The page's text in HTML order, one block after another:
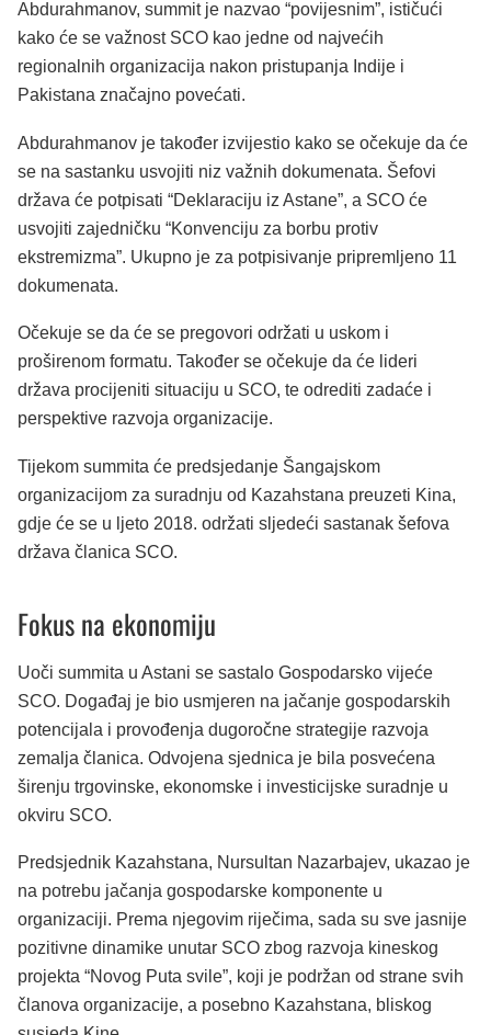
Abdurahmanov, summit je nazvao “povijesnim”, ističući
kako će se važnost SCO kao jedne od najvećih
regionalnih organizacija nakon pristupanja Indije i
Pakistana značajno povećati.
Abdurahmanov je također izvijestio kako se očekuje da će
se na sastanku usvojiti niz važnih dokumenata. Šefovi
država će potpisati “Deklaraciju iz Astane”, a SCO će
usvojiti zajedničku “Konvenciju za borbu protiv
ekstremizma”. Ukupno je za potpisivanje pripremljeno 11
dokumenata.
Očekuje se da će se pregovori održati u uskom i
proširenom formatu. Također se očekuje da će lideri
država procijeniti situaciju u SCO, te odrediti zadaće i
perspektive razvoja organizacije.
Tijekom summita će predsjedanje Šangajskom
organizacijom za suradnju od Kazahstana preuzeti Kina,
gdje će se u ljeto 2018. održati sljedeći sastanak šefova
država članica SCO.
Fokus na ekonomiju
Uoči summita u Astani se sastalo Gospodarsko vijeće
SCO. Događaj je bio usmjeren na jačanje gospodarskih
potencijala i provođenja dugoročne strategije razvoja
zemalja članica. Odvojena sjednica je bila posvećena
širenju trgovinske, ekonomske i investicijske suradnje u
okviru SCO.
Predsjednik Kazahstana, Nursultan Nazarbajev, ukazao je
na potrebu jačanja gospodarske komponente u
organizaciji. Prema njegovim riječima, sada su sve jasnije
pozitivne dinamike unutar SCO zbog razvoja kineskog
projekta “Novog Puta svile”, koji je podržan od strane svih
članova organizacije, a posebno Kazahstana, bliskog